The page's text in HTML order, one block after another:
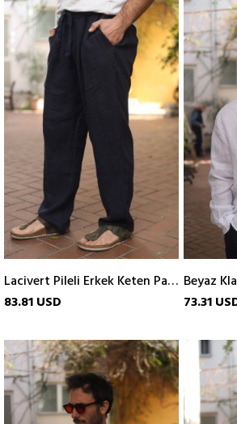
Lacivert Pileli Erkek Keten Pantolon
83.81 USD
73.31